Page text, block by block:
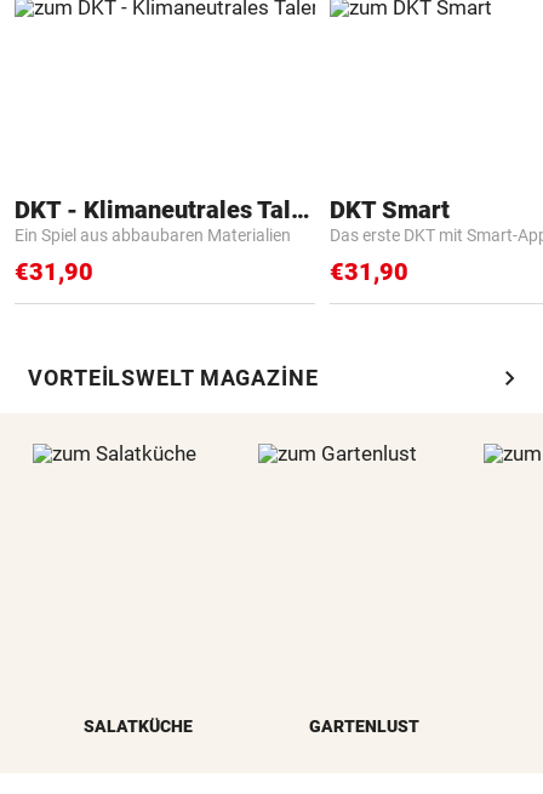
DKT - Klimaneutrales Talent
Ein Spiel aus abbaubaren Materialien
€31,90
DKT Smart
Das erste DKT mit Smart-
€31,90
VORTEILSWELT MAGAZINE chevron_right
SALATKÜCHE GARTENLUST